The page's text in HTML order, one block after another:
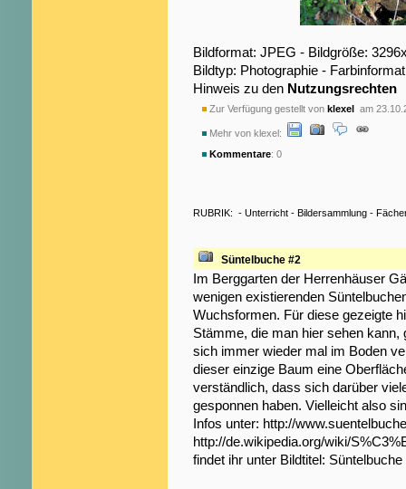
Bildformat: JPEG - Bildgröße:
Bildtyp: Photographie -
Hinweis zu den Nutzungsrechten
Zur Verfügung gestellt von klexel am
Mehr von klexel:
Kommentare: 0
RUBRIK: - Unterricht - Bildersammlung -
Süntelbuche #2
Im Berggarten der Herrenhäuser
wenigen existierenden
Wuchsformen. Für diese gezeigte
Stämme, die man hier sehen
sich immer wieder mal im Boden
dieser einzige Baum eine
verständlich, dass sich darüber
gesponnen haben. Vielleicht also
Infos unter: http://
http://de.wikipedia.org/wiki/
findet ihr unter Bildtitel: Süntelbuche